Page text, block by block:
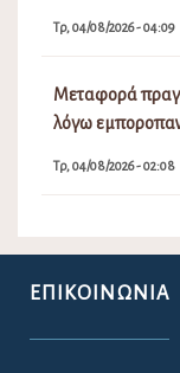
Τρ, 04/08/2026 - 04:09
Μεταφορά
λόγω
Τρ, 04/08/2026 - 02:08
ΕΠΙΚΟΙΝΩΝΊΑ